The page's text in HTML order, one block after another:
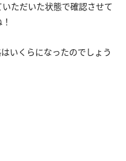
ただいた状態で確認させて
いくらになったのでしょう